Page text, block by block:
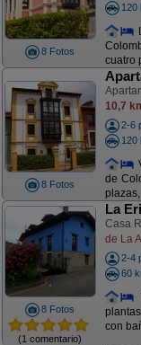
8 Fotos
120
cuatro
8 Fotos
10,7
2-6
120
de
8 Fotos
(1 comentario)
La
Casa
de La
2-4
60
con